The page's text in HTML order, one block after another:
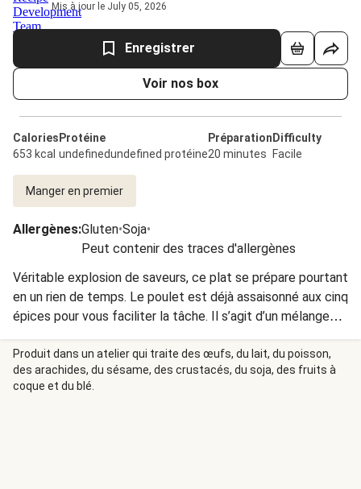
Mis à jour le July 05, 2026
Enregistrer
Voir nos box
Calories
653 kcal
Protéine
undefinedundefined protéine
Préparation
20 minutes
Difficulty
Facile
Manger en premier
Allergènes:Gluten•Soja•
Peut contenir des traces d'allergènes
Véritable explosion de saveurs, ce plat se prépare pourtant
en un rien de temps. Le poulet est déjà assaisonné aux cinq
épices pour vous faciliter la tâche. Il s’agit d’un mélange
issu de la cuisine orientale combinant cinq saveurs : sucré,
salé, acide, amer et piquant. La sauce, enfin, est préparée à
partir de sauce soja sucrée, de sauce soja et de piment
rouge.
Produit dans un atelier qui traite des œufs, du lait, du poisson,
des arachides, du sésame, des crustacés, du soja, des fruits à
coque et du blé.